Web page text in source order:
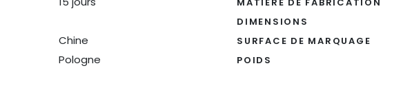
Chine
Pologne
DIMENSIONS
SURFACE DE MARQUAGE
POIDS